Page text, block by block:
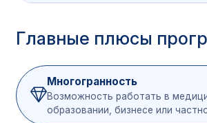
абитуриентов
Предмет
Выпускники школ
Биология
Главные плюсы
Многогранность
Возможность работать в
образовании, бизнесе или